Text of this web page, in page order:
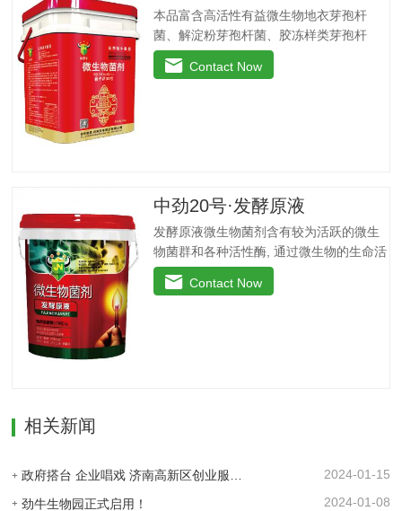
萄、香蕉、柑橘、梨等)花前20天、生长
期、膨大期促进花芽分化，保花保果、着
色好，果型美观，增加果实甜度，膨大早
熟，提高商品性。玉米4-5叶期、抽穗扬花
本品富含高活性有益微生物地衣芽孢杆
菌、解淀粉芽孢杆菌、胶冻样类芽孢杆
菌。这些有益菌能在植物根系周围大量繁
殖，能够有效抑制病原菌，净化土壤，防
分、高效吸收：采用高纯度螯合态可溶性
原料，海藻中特有的海藻多糖、藻肮酸、
高度饱和脂肪酸，可刺激植物体内非特异
活性因子的产生和调节内源素的平衡，改
善土壤酸化、板结。◆调控生长、转色膨
Contact Now
中劲20号·发酵原液
发酵原液微生物菌剂含有较为活跃的微生
物菌群和各种活性酶, 通过微生物的生命活
动分解土壤中的有效成分, 起到解磷、解钾
的作用, 减少化肥使用量; 同时又能产生各
原因造成的减产问题。2、解磷解钾、提高
Contact Now
相关新闻
政府搭台 企业唱戏 济南高新区创业服务中心为企业及时搭建供需平台 2024-01-15
劲牛生物园正式启用！ 2024-01-08